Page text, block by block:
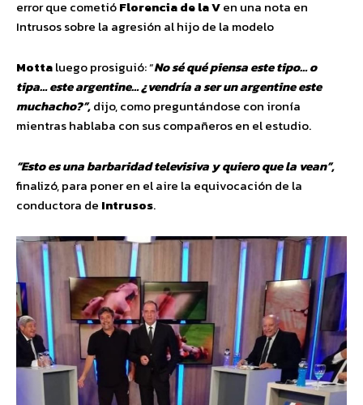
error que cometióFlorencia de la Ven una nota en
Intrusos sobre la agresión al hijo de la modelo
Mottaluego prosiguió: “No sé qué piensa este tipo… o
tipa… este argentine… ¿vendría a ser un argentine este
muchacho?”,dijo, como preguntándose con ironía
mientras hablaba con sus compañeros en el estudio.
“Esto es una barbaridad televisiva y quiero que la vean”,
finalizó, para poner en el aire la equivocación de la
conductora de Intrusos.